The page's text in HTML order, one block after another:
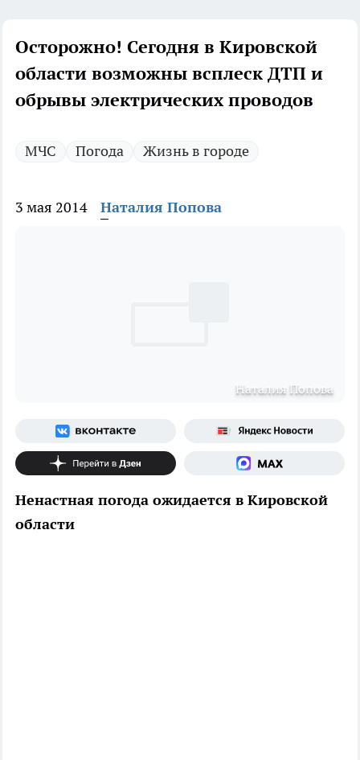
Осторожно! Сегодня в Кировской
области возможны всплеск ДТП и
обрывы электрических проводов
МЧС Погода Жизнь в городе
3 мая 2014 Наталия Попова
Наталия Попова
Ненастная погода ожидается в Кировской
области